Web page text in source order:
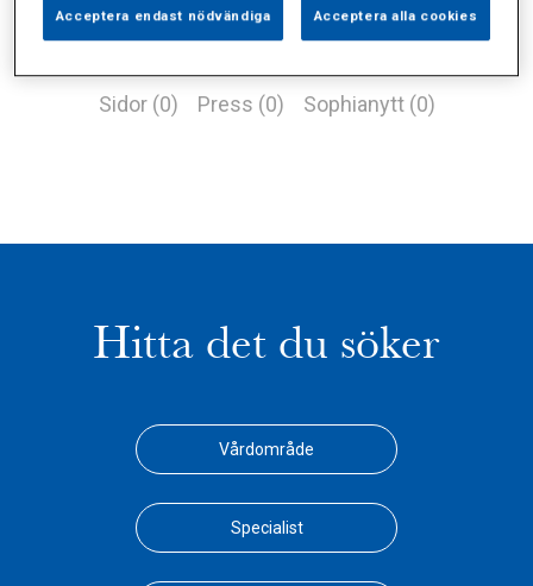
Sidor (0) Press (0) Sophianytt (0)
Hitta det du söker
Vårdområde
Specialist
Acceptera endast nödvändiga Acceptera alla cookies